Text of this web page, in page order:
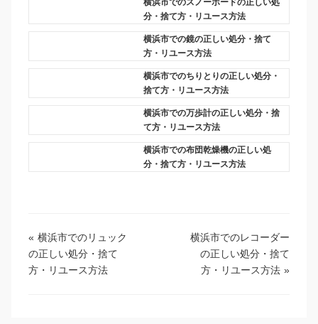
分・捨て方・リユース方法
横浜市での鏡の正しい処分・捨て
方・リユース方法
横浜市でのちりとりの正しい処分・
捨て方・リユース方法
横浜市での万歩計の正しい処分・捨
て方・リユース方法
横浜市での布団乾燥機の正しい処
分・捨て方・リユース方法
« 横浜市でのリュック
の正しい処分・捨て
方・リユース方法
横浜市でのレコーダー
の正しい処分・捨て
方・リユース方法 »